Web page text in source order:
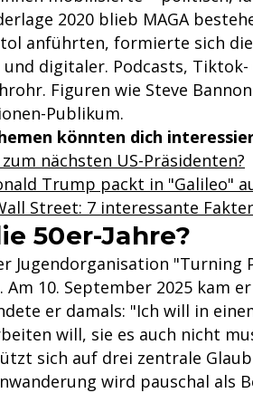
2020 blieb MAGA
anführten, formierte sich
digitaler. Podcasts, Tiktok-
Figuren wie Steve
Publikum.
könnten dich
nächsten US-Präsidenten?
Trump packt in "Galileo"
Street: 7 interessante
50er-Jahre?
Jugendorganisation "Turning
Am 10. September 2025 kam
er damals: "Ich will in
will, sie es auch nicht
sich auf drei zentrale
wird pauschal als